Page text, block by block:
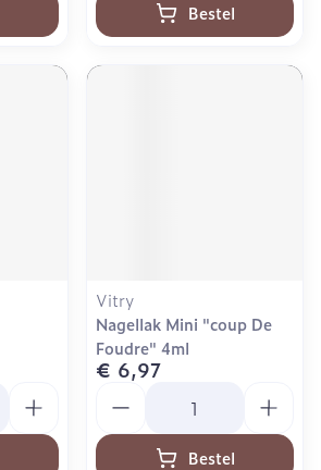
Bestel
Vitry
Nagellak Mini "coup De
Foudre" 4ml
€ 6,97
Bestel